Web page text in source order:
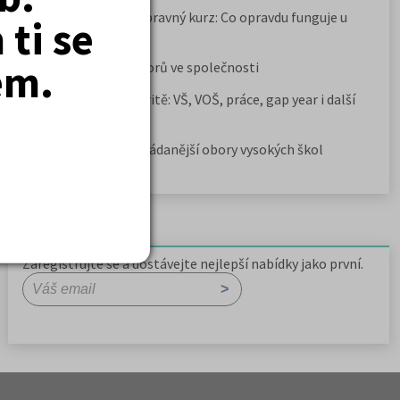
ti se
Samostudium vs. přípravný kurz: Co opravdu funguje u
přijímaček na VŠ?
Prestiž a vnímání oborů ve společnosti
Rozcestník po maturitě: VŠ, VOŠ, práce, gap year i další
Jak se dostat na nejžádanější obory vysokých škol
Zaregistrujte se a dostávejte nejlepší nabídky jako první.